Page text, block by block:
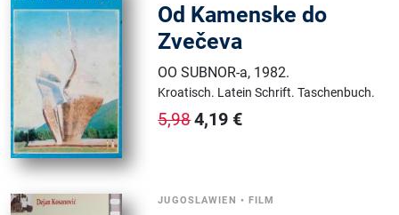
Od Kamenske do
Zvečeva
OO SUBNOR-a, 1982.
Kroatisch. Latein Schrift.Taschenbuch.
5,984,19 €
JUGOSLAWIEN •FILM